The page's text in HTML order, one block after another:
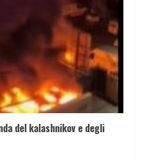
del kalashnikov e degli